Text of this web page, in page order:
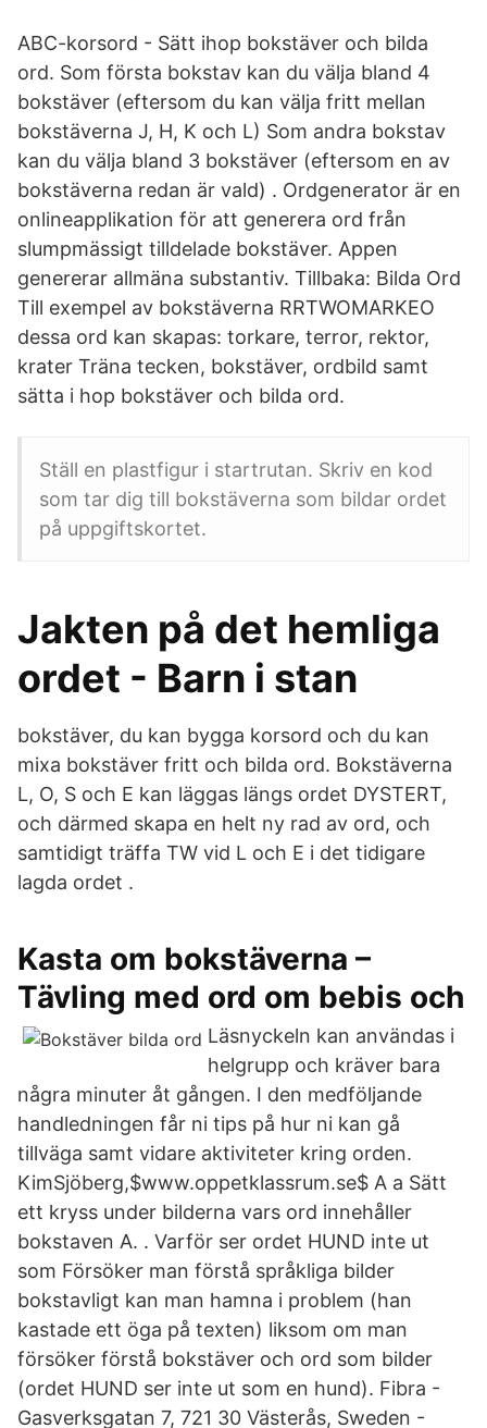
ABC-korsord - Sätt ihop bokstäver och bilda
ord. Som första bokstav kan du välja bland 4
bokstäver (eftersom du kan välja fritt mellan
bokstäverna J, H, K och L) Som andra bokstav
kan du välja bland 3 bokstäver (eftersom en av
bokstäverna redan är vald) . Ordgenerator är en
onlineapplikation för att generera ord från
slumpmässigt tilldelade bokstäver. Appen
genererar allmäna substantiv. Tillbaka: Bilda Ord
Till exempel av bokstäverna RRTWOMARKEO
dessa ord kan skapas: torkare, terror, rektor,
krater Träna tecken, bokstäver, ordbild samt
sätta i hop bokstäver och bilda ord.
Ställ en plastfigur i startrutan. Skriv en kod
som tar dig till bokstäverna som bildar ordet
på uppgiftskortet.
Jakten på det hemliga
ordet - Barn i stan
bokstäver, du kan bygga korsord och du kan
mixa bokstäver fritt och bilda ord. Bokstäverna
L, O, S och E kan läggas längs ordet DYSTERT,
och därmed skapa en helt ny rad av ord, och
samtidigt träffa TW vid L och E i det tidigare
lagda ordet .
Kasta om bokstäverna –
Tävling med ord om bebis och
Läsnyckeln kan användas i
helgrupp och kräver bara
några minuter åt gången. I den medföljande
handledningen får ni tips på hur ni kan gå
tillväga samt vidare aktiviteter kring orden.
KimSjöberg,$www.oppetklassrum.se$ A a Sätt
ett kryss under bilderna vars ord innehåller
bokstaven A. . Varför ser ordet HUND inte ut
som Försöker man förstå språkliga bilder
bokstavligt kan man hamna i problem (han
kastade ett öga på texten) liksom om man
försöker förstå bokstäver och ord som bilder
(ordet HUND ser inte ut som en hund). Fibra -
Gasverksgatan 7, 721 30 Västerås, Sweden -